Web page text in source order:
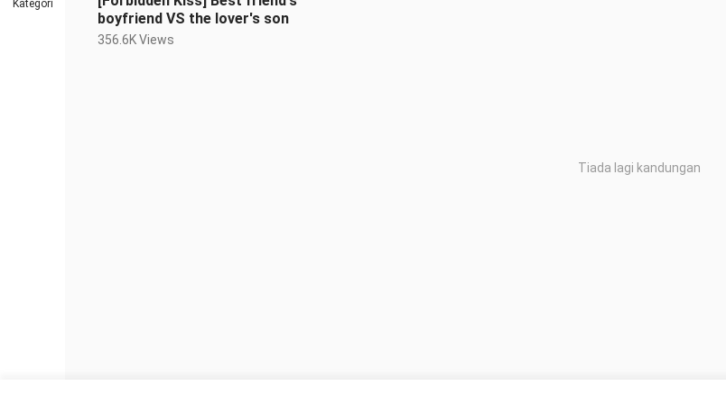
Kategori
boyfriend VS the lover's son
356.6K Views
Tiada lagi kandungan